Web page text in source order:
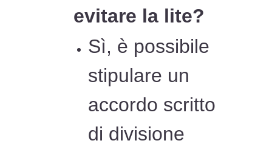
evitare la lite?
Sì, è possibile
stipulare un
accordo scritto
di divisione